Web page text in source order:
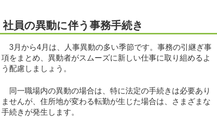
社員の異動に伴う事務手続き
3月から4月は、人事異動の多い季節です。事務の引継ぎ事
項をまとめ、異動者がスムーズに新しい仕事に取り組めるよ
う配慮しましょう。
同一職場内の異動の場合は、特に法定の手続きは必要あり
ませんが、住所地が変わる転勤が生じた場合は、さまざまな
手続きが発生します。